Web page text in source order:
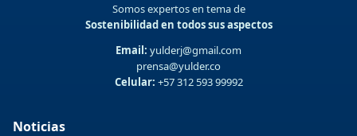
Somos expertos en tema de
Sostenibilidad en todos sus aspectos
Email: yulderj@gmail.com
prensa@yulder.co
Celular: +57 312 593 99992
Noticias